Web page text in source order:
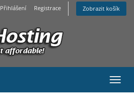
Přihlášení Registrace Zobrazit košík